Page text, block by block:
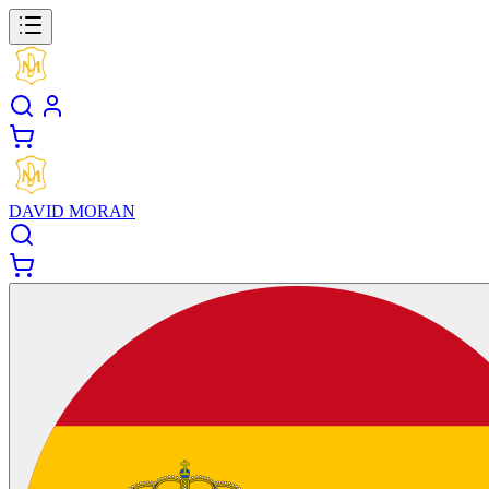
DAVID MORAN